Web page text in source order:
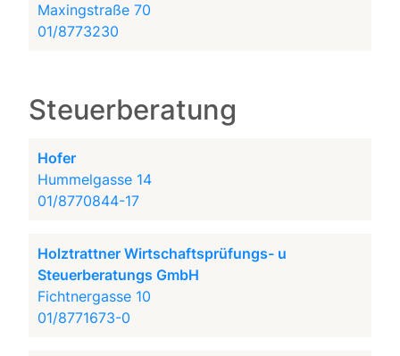
Maxingstraße 70
01/8773230
Steuerberatung
Hofer
Hummelgasse 14
01/8770844-17
Holztrattner Wirtschaftsprüfungs- u
Steuerberatungs GmbH
Fichtnergasse 10
01/8771673-0